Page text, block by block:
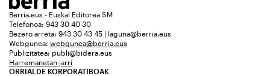
Berria.eus - Euskal Editorea SM
Telefonoa: 943 30 40 30
Bezero arreta: 943 30 43 45 | laguna@berria.eus
Webgunea: webgunea@berria.eus
Publizitatea: publi@bidera.eus
Harremanetan jarri
ORRIALDE KORPORATIBOAK